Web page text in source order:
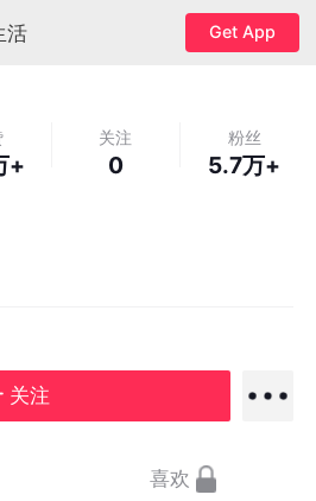
活 Get App
+
关注
0
粉丝
5.7万+
关注
喜欢